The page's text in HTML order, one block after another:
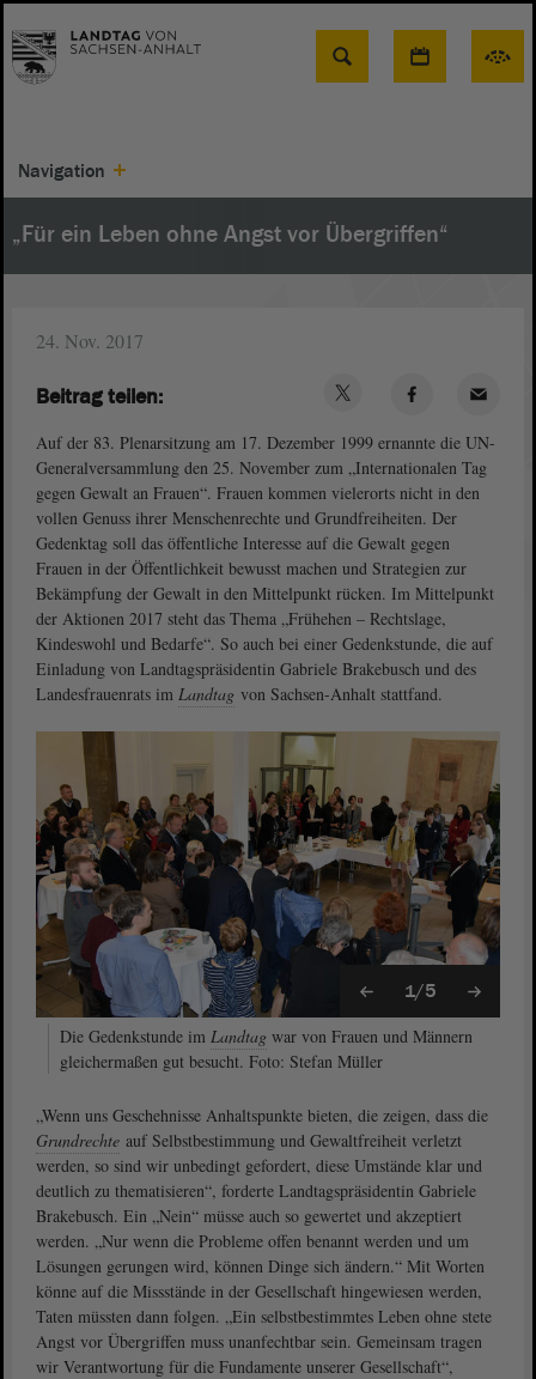
Suche
Navigation
„Für ein Leben ohne Angst vor Übergriffen“
24. Nov. 2017
Auf der 83. Plenarsitzung am 17. Dezember 1999 ernannte die UN-
Generalversammlung den 25. November zum „Internationalen Tag
gegen Gewalt an Frauen“. Frauen kommen vielerorts nicht in den
vollen Genuss ihrer Menschenrechte und Grundfreiheiten. Der
Gedenktag soll das öffentliche Interesse auf die Gewalt gegen
Frauen in der Öffentlichkeit bewusst machen und Strategien zur
Bekämpfung der Gewalt in den Mittelpunkt rücken. Im Mittelpunkt
der Aktionen 2017 steht das Thema „Frühehen – Rechtslage,
Kindeswohl und Bedarfe“. So auch bei einer Gedenkstunde, die auf
Einladung von Landtagspräsidentin Gabriele Brakebusch und des
Landesfrauenrats im Landtag von Sachsen-Anhalt stattfand.
1/5
Die Gedenkstunde im Landtag war von Frauen und Männern
gleichermaßen gut besucht. Foto: Stefan Müller
„Wenn uns Geschehnisse Anhaltspunkte bieten, die zeigen, dass die
Grundrechte auf Selbstbestimmung und Gewaltfreiheit verletzt
werden, so sind wir unbedingt gefordert, diese Umstände klar und
deutlich zu thematisieren“, forderte Landtagspräsidentin Gabriele
Brakebusch. Ein „Nein“ müsse auch so gewertet und akzeptiert
werden. „Nur wenn die Probleme offen benannt werden und um
Lösungen gerungen wird, können Dinge sich ändern.“ Mit Worten
könne auf die Missstände in der Gesellschaft hingewiesen werden,
Taten müssten dann folgen. „Ein selbstbestimmtes Leben ohne stete
Angst vor Übergriffen muss unanfechtbar sein. Gemeinsam tragen
wir Verantwortung für die Fundamente unserer Gesellschaft“,
Beitrag teilen: